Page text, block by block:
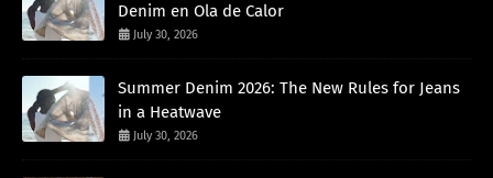
Denim en Ola de Calor
July 30, 2026
Summer Denim 2026: The New Rules for Jeans
in a Heatwave
July 30, 2026